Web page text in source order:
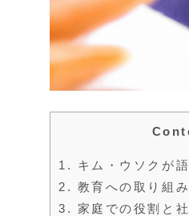
1.
キム・ウソクが
2. 教育への取り組
3. 家庭での役割と